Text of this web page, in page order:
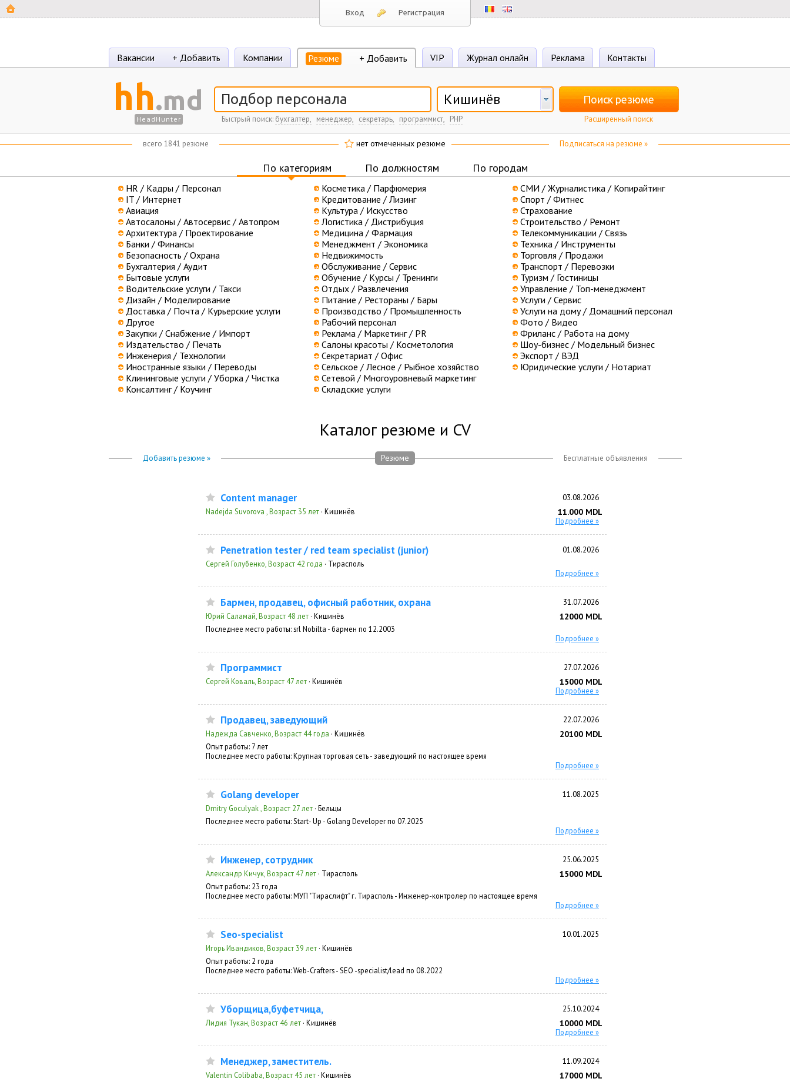
Вход Регистрация
Вакансии + Добавить Компании Резюме + Добавить VIP Журнал онлайн Реклама Контакты
hh.md
HeadHunter
Кишинёв Поиск резюме
Быстрый поиск: бухгалтер, менеджер, секретарь, программист, PHP Расширенный поиск
всего 1841 резюме Подписаться на резюме »
нет отмеченных резюме
По категориям По должностям По городам
HR / Кадры / Персонал
IT / Интернет
Авиация
Автосалоны / Автосервис / Автопром
Архитектура / Проектирование
Банки / Финансы
Безопасность / Охрана
Бухгалтерия / Аудит
Бытовые услуги
Водительские услуги / Такси
Дизайн / Моделирование
Доставка / Почта / Курьерские услуги
Другое
Закупки / Снабжение / Импорт
Издательство / Печать
Инженерия / Технологии
Иностранные языки / Переводы
Клининговые услуги / Уборка / Чистка
Консалтинг / Коучинг
Косметика / Парфюмерия
Кредитование / Лизинг
Культура / Искусство
Логистика / Дистрибуция
Медицина / Фармация
Менеджмент / Экономика
Недвижимость
Обслуживание / Сервис
Обучение / Курсы / Тренинги
Отдых / Развлечения
Питание / Рестораны / Бары
Производство / Промышленность
Рабочий персонал
Реклама / Маркетинг / PR
Салоны красоты / Косметология
Секретариат / Офис
Сельское / Лесное / Рыбное хозяйство
Сетевой / Многоуровневый маркетинг
Складские услуги
СМИ / Журналистика / Копирайтинг
Спорт / Фитнес
Страхование
Строительство / Ремонт
Телекоммуникации / Связь
Техника / Инструменты
Торговля / Продажи
Транспорт / Перевозки
Туризм / Гостиницы
Управление / Топ-менеджмент
Услуги / Сервис
Услуги на дому / Домашний персонал
Фото / Видео
Фриланс / Работа на дому
Шоу-бизнес / Модельный бизнес
Экспорт / ВЭД
Юридические услуги / Нотариат
Каталог резюме и CV
Добавить резюме » Бесплатные объявления
Резюме
Content manager 03.08.2026
Nadejda Suvorova , Возраст 35 лет · Кишинёв 11.000 MDL
Подробнее »
Penetration tester / red team specialist (junior) 01.08.2026
Сергей Голубенко, Возраст 42 года · Тирасполь
Подробнее »
Бармен, продавец, офисный работник, охрана 31.07.2026
Юрий Саламай, Возраст 48 лет · Кишинёв 12000 MDL
Последнее место работы: srl Nobilta - бармен по 12.2003
Подробнее »
Программист 27.07.2026
Сергей Коваль, Возраст 47 лет · Кишинёв 15000 MDL
Подробнее »
Продавец, заведующий 22.07.2026
Надежда Савченко, Возраст 44 года · Кишинёв 20100 MDL
Опыт работы: 7 лет
Последнее место работы:Крупная торговая сеть - заведующий по настоящее время
Подробнее »
Golang developer 11.08.2025
Dmitry Goculyak , Возраст 27 лет · Бельцы
Последнее место работы: Start- Up - Golang Developer по 07.2025
Подробнее »
Инженер, сотрудник 25.06.2025
Александр Кичук, Возраст 47 лет · Тирасполь 15000 MDL
Опыт работы: 23 года
Последнее место работы:МУП "Тираслифт" г. Тирасполь - Инженер-контролер по настоящее время
Подробнее »
Seo-specialist 10.01.2025
Игорь Ивандиков, Возраст 39 лет · Кишинёв
Опыт работы: 2 года
Последнее место работы:Web-Crafters - SEO -specialist/lead по 08.2022
Подробнее »
Уборщица,буфетчица, 25.10.2024
Лидия Тукан, Возраст 46 лет · Кишинёв 10000 MDL
Подробнее »
Менеджер, заместитель. 11.09.2024
Valentin Colibaba, Возраст 45 лет · Кишинёв 17000 MDL